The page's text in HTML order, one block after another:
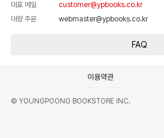
대표 메일
customer@ypbooks.co.kr
대량 주문
webmaster@ypbooks.co.kr
FAQ
이용약관
© YOUNGPOONG BOOKSTORE INC.